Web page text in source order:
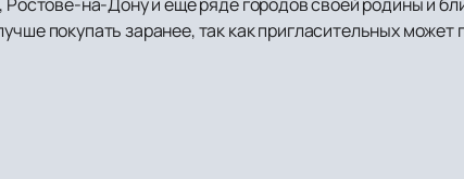
покупать заранее, так как пригласительных может